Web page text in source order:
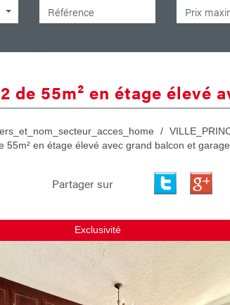
de 55m² en étage élevé
55m² en étage élevé avec grand balcon et
Partager sur
Exclusivité